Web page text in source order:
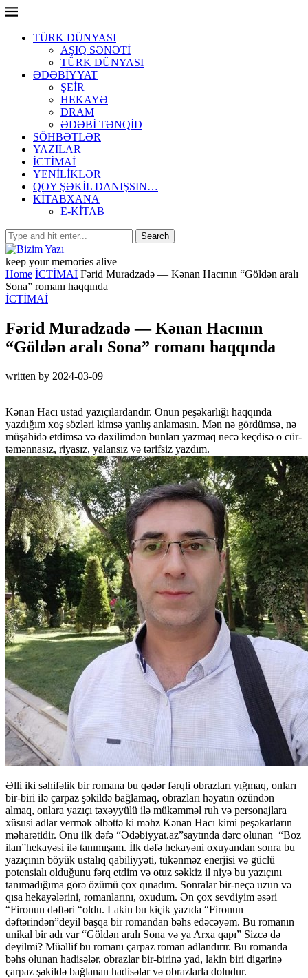
TÜRK DÜNYASI
AŞIQ SƏNƏTİ
TÜRK DÜNYASI
ƏDƏBİYYAT
ŞEİR
HEKAYƏ
DRAM
ƏDƏBİ TƏNQİD
SÖHBƏTLƏR
YAZILAR
İCTİMAİ
YENİLİKLƏR
QOY ŞƏKİL DANIŞSIN…
KİTABXANA
E-KİTAB
keep your memories alive
Home İCTİMAİ Fərid Muradzadə — Kənan Hacının “Göldən aralı
Sona” romanı haqqında
İCTİMAİ
Fərid Muradzadə — Kənan Hacının
“Göldən aralı Sona” romanı haqqında
written by 2024-03-09
Kənan Hacı ustad yazıçılardandır. Onun peşəkarlığı haqqında
yazdığım xoş sözləri kimsə yanlış anlamasın. Mən nə gördümsə, nə
müşahidə etdimsə və daxilimdən bunları yazmaq necə keçdisə o cür-
təmənnasız, riyasız, yalansız və tərifsiz yazdım.
Əlli iki səhifəlik bir romana bu qədər fərqli obrazları yığmaq, onları
bir-biri ilə çarpaz şəkildə bağlamaq, obrazları həyatın özündən
almaq, onlara yazıçı təxəyyülü ilə mükəmməl ruh və personajlara
xüsusi adlar vermək əlbəttə ki məhz Kənan Hacı kimi peşəkarların
məharətidir. Onu ilk dəfə “Ədəbiyyat.az”saytında dərc olunan “Boz
ilan”hekayəsi ilə tanımışam. İlk dəfə hekayəni oxuyandan sonra bu
yazıçının böyük ustalıq qabiliyyəti, tükənməz enerjisi və güclü
potensialı olduğunu fərq etdim və otuz səkkiz il niyə bu yazıçını
tanımadığıma görə özümü çox qınadım. Sonralar bir-neçə uzun və
qısa hekayələrini, romanlarını, oxudum. Ən çox sevdiyim əsəri
“Fironun dəftəri “oldu. Lakin bu kiçik yazıda “Fironun
dəftərindən”deyil başqa bir romandan bəhs edəcəyəm. Bu romanın
unikal bir adı var “Göldən aralı Sona və ya Arxa qapı” Sizcə də
deyilmi? Müəllif bu romanı çarpaz roman adlandırır. Bu romanda
bəhs olunan hadisələr, obrazlar bir-birinə yad, lakin biri digərinə
çarpaz şəkildə bağlanan hadisələr və obrazlarla doludur.